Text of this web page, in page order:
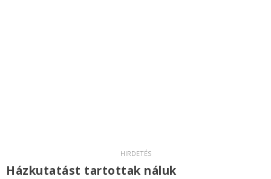
Házkutatást tartottak náluk